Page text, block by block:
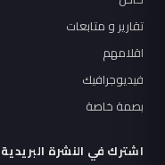
تقارير و متابعات
اقلامهم
فيديوجرافيك
بصمة خاصة
اشترك في النشرة البريدية